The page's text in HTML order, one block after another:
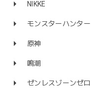
NIKKE
モンスターハンター
原神
鳴潮
ゼンレスゾーンゼロ